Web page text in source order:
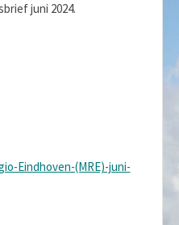
juni 2024.
Eindhoven-(MRE)-juni-